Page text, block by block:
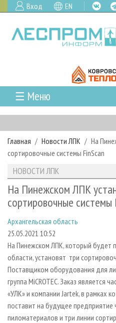
Вход EN
☰ Меню
ГЛАВНАЯ
РУБРИКИ И ТЕМЫ
РУБРИКИ ЖУРНАЛА
ЛЕСОЗАГОТОВКА
ЛЕСОПИЛЕНИЕ
СУШКА ДРЕВЕСИНЫ
ПРОИЗВОДСТВО
ДЕРЕВЯННОЕ ДОМОСТРОЕНИЕ
ПРОИЗВОДСТВО МЕБЕЛИ
БИОЭНЕРГЕТИКА
ЦБП
НОВОСТИ
НОВОСТИ ЛПК
НОВОСТИ ЖУРНАЛА
ПРОЕКТЫ ЛПИ
АНАЛИТИКА
ПРЕДПРИЯТИЯ ЛПК
ПЕРСОНЫ
МОБИЛЬНЫЕ ВЫСТАВКИ
ОФИЦИАЛЬНЫЕ ДЕЛЕГАЦИИ
ПРИОРИТЕТНЫЕ
RUSSIAN FORESTRY REVIEW
ГАЗЕТА ЛЕСПРОМФОРУМ
АРХИВ
АРХИВ ЖУРНАЛОВ
О ЖУРНАЛЕ
ПОДПИСКА
КОНТАКТЫ
РЕКЛАМОДАТЕЛЯМ
РЕКЛАМА
РЕКЛАМА НА САЙТЕ
Главная Новости ЛПК
На
сортировочные системы FinScan
НОВОСТИ ЛПК
На Пинежском ЛПК
сортировочные системы
Архангельская область
25.05.2021 10:52
На Пинежском ЛПК, который будет
области, установят три
Поставщиком оборудования для
группа MiCROTEC. Заказ является
«УЛК» и компании Jartek, в рамках
поставит на будущее
пиломатериалов и три линии